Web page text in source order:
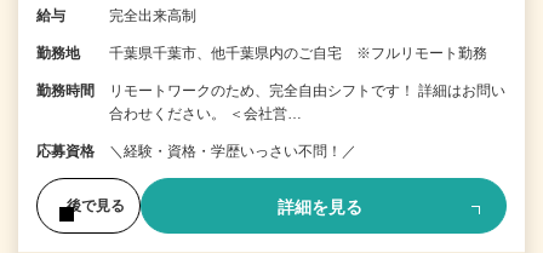
給与 完全出来高制
勤務地 千葉県千葉市、他千葉県内のご自宅 ※フルリモート勤務
勤務時間
リモートワークのため、完全自由シフトです！ 詳細はお問い
合わせください。 ＜会社営…
応募資格 ＼経験・資格・学歴いっさい不問！／
後で見る 詳細を見る